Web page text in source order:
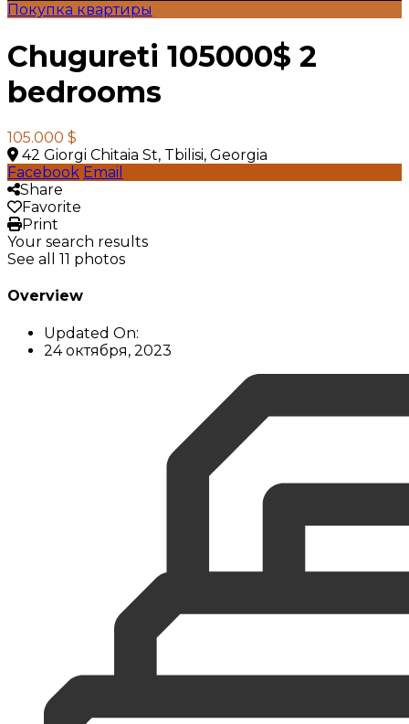
Покупка квартиры
Chugureti 105000$ 2
bedrooms
105.000 $
42 Giorgi Chitaia St, Tbilisi, Georgia
Facebook Email
Share
Favorite
Print
Your search results
See all 11 photos
Overview
Updated On:
24 октября, 2023